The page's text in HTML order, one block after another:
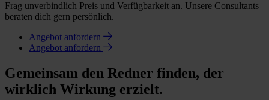
Frag unverbindlich Preis und Verfügbarkeit an. Unsere Consultants
beraten dich gern persönlich.
Angebot anfordern
Angebot anfordern
Gemeinsam den Redner finden, der
wirklich Wirkung erzielt.